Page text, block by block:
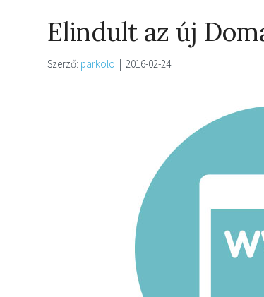
Elindult az új
Szerző: parkolo | 2016-02-24